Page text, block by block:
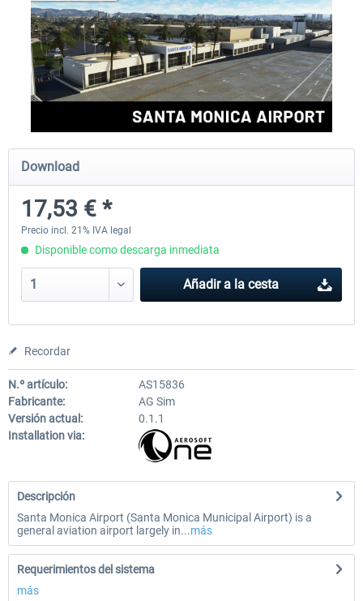
FSDG - Greenland Kulusuk MSFS
9,14 € *
Aerosoft Airport
Download
17,53 € *
Precio incl. 21% IVA legal
Disponible como descarga inmediata
Añadir a la cesta
Recordar
N.º artículo:
AS15836
Fabricante:
AG Sim
Versión actual:
0.1.1
Installation via:
Descripción
Santa Monica Airport (Santa Monica Municipal Airport) is a
general aviation airport largely in...más
Requerimientos del sistema
más